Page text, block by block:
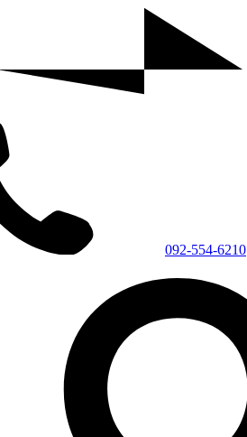
092-554-6210